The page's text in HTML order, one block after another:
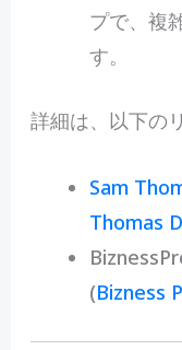
プで、複
す。
詳細は、以下の
Sam
Thomas
(Bizness